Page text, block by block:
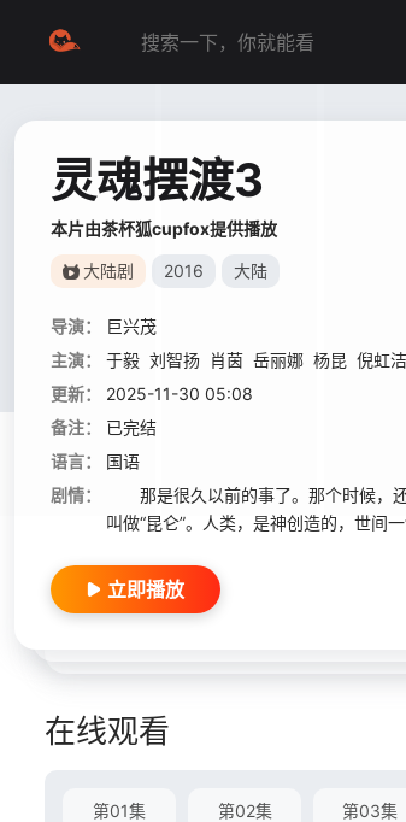
灵魂摆渡3
本片由茶杯狐cupfox提供播放
大陆剧 2016 大陆
导演：
巨兴茂
主演：
于毅 刘智扬 肖茵 岳丽娜 杨昆 倪虹洁
更新：
2025-11-30 05:08
备注：
已完结
语言：
国语
剧情：
那是很久以前的事了。那个时候，还
叫做“昆仑”。人类，是神创造的，世间
立即播放
在线观看
第01集 第02集 第03集